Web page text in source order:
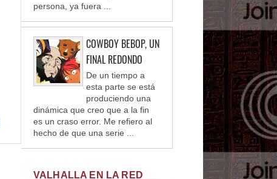
persona, ya fuera ...
COWBOY BEBOP, UN
FINAL REDONDO
De un tiempo a
esta parte se está
produciendo una
dinámica que creo que a la fin
es un craso error. Me refiero al
hecho de que una serie ...
VALHALLA EN LA RED